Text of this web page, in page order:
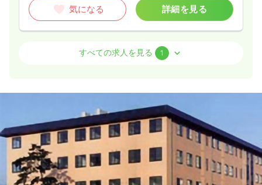
気になる 詳細を見る
オペ室(手術室)准看護師
8:30～17:00
4週8休以上
ブランク可
第二新卒可
月給34万円以上可
気になる 詳細を見る
すべての求人を見る 1